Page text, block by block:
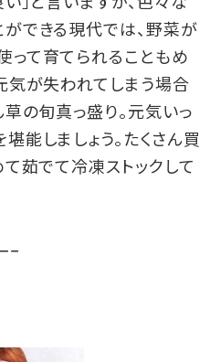
い」と言いますが、色々な
できる現代では、野菜が
って育てられることもめ
気が失われてしまう場合
の旬真っ盛り。元気いっ
能しましょう。たくさん買
て茹でて冷凍ストックして